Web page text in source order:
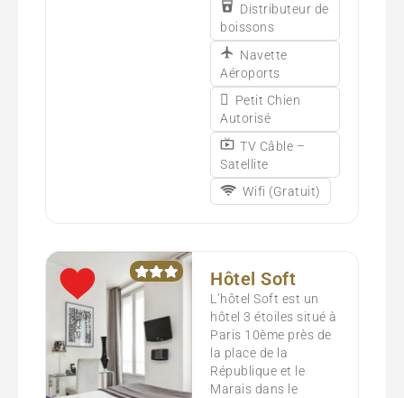
Distributeur de
boissons
Navette
Aéroports
Petit Chien
Autorisé
TV Câble –
Satellite
Wifi (Gratuit)
Hôtel Soft
L’hôtel Soft est un
hôtel 3 étoiles situé à
Paris 10ème près de
la place de la
République et le
Marais dans le